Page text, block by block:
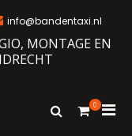
info@bandentaxi.nl
MONTAGE EN
met eigen webshop
Toon
0